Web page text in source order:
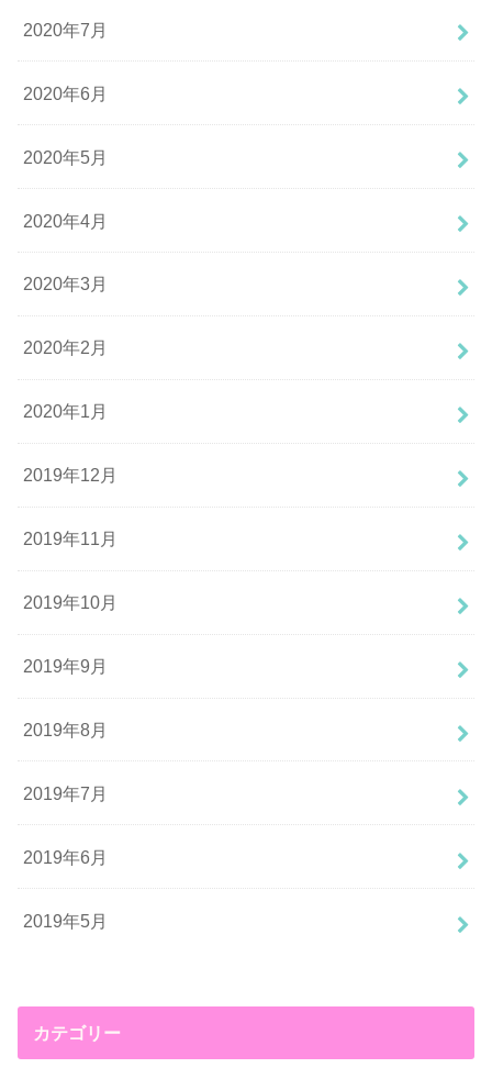
2020年7月
2020年6月
2020年5月
2020年4月
2020年3月
2020年2月
2020年1月
2019年12月
2019年11月
2019年10月
2019年9月
2019年8月
2019年7月
2019年6月
2019年5月
カテゴリー